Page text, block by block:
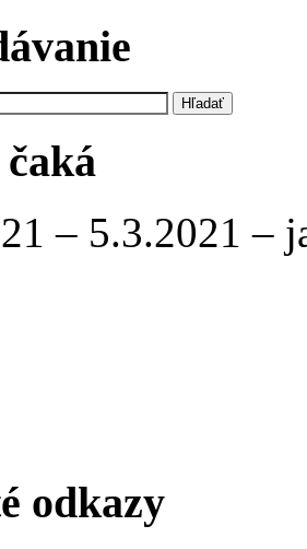
čaká
– 5.3.2021 –
odkazy